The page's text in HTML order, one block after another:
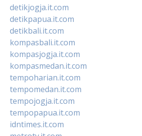
detikjogja.it.com
detikpapua.it.com
detikbali.it.com
kompasbali.it.com
kompasjogja.it.com
kompasmedan.it.com
tempoharian.it.com
tempomedan.it.com
tempojogja.it.com
tempopapua.it.com
idntimes.it.com